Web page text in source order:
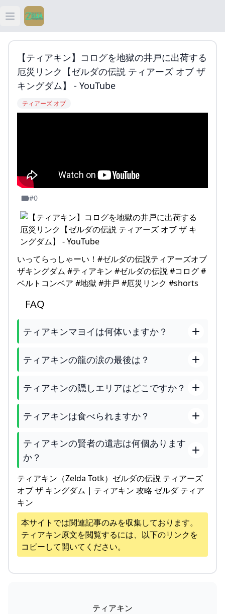
Open main menu
ティアキン
ティアキン 祠
【ティアキン】コログを地獄の井戸に出荷する
厄災リンク【ゼルダの伝説 ティアーズ オブ ザ
キングダム】 - YouTube
ティアーズ オブ
#0
いってらっしゃーい！#ゼルダの伝説ティアーズオブ
ザキングダム #ティアキン #ゼルダの伝説 #コログ #
ベルトコンベア #地獄 #井戸 #厄災リンク #shorts
FAQ
ティアキンマヨイは何体いますか？
ティアキンの龍の涙の最後は？
ティアキンの隠しエリアはどこですか？
ティアキンは食べられますか？
ティアキンの賢者の遺志は何個あります
か？
ティアキン（Zelda Totk）ゼルダの伝説 ティアーズ
オブ ザ キングダム | ティアキン 攻略 ゼルダ ティア
キン
本サイトでは関連記事のみを収集しております。
ティアキン原文を閲覧するには、以下のリンクを
コピーして開いてください。
ティアキン